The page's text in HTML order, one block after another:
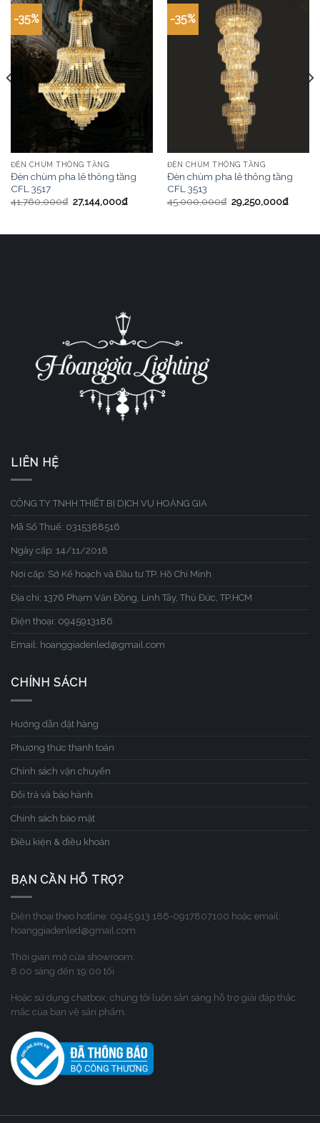
-35%
ĐÈN CHÙM THÔNG TẦNG
Đèn chùm pha lê thông tầng
CFL 3517
41,760,000₫ 27,144,000₫
-35%
ĐÈN CHÙM THÔNG TẦNG
Đèn chùm pha lê thông tầng
CFL 3513
45,000,000₫ 29,250,000₫
LIÊN HỆ
CÔNG TY TNHH THIẾT BỊ DỊCH VỤ HOÀNG GIA
Mã Số Thuế: 0315388516
Ngày cấp: 14/11/2018
Nơi cấp: Sở Kế hoạch và Đầu tư TP. Hồ Chí Minh
Địa chỉ: 1376 Phạm Văn Đồng, Linh Tây, Thủ Đức, TP.HCM
Điện thoại: 0945913186
Email: hoanggiadenled@gmail.com
CHÍNH SÁCH
Hướng dẫn đặt hàng
Phương thức thanh toán
Chính sách vận chuyển
Đổi trả và bảo hành
Chính sách bảo mật
Điều kiện & điều khoản
BẠN CẦN HỖ TRỢ?
Điện thoại theo hotline: 0945.913.186-0917807100 hoặc email:
hoanggiadenled@gmail.com
Thời gian mở cửa showroom:
8:00 sáng đến 19:00 tối
Hoặc sử dụng chatbox, chúng tôi luôn sẳn sàng hỗ trợ giải đáp thắc
mắc của bạn về sản phẩm.